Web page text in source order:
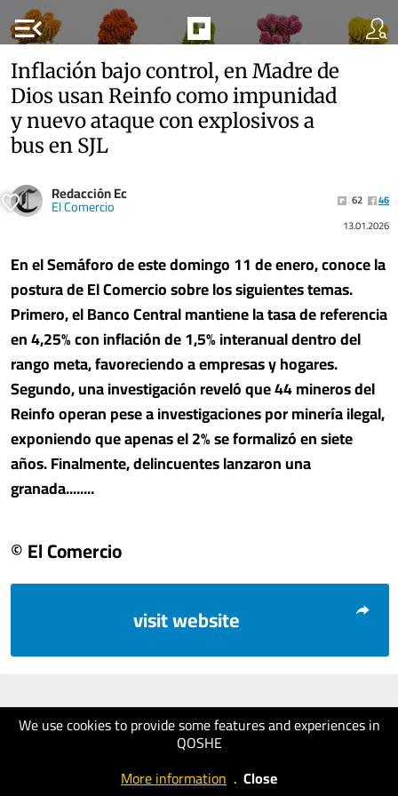
menu_open
We use cookies to provide some features and experiences in
QOSHE
More information . Close
Inflación bajo control, en Madre de
Dios usan Reinfo como impunidad
y nuevo ataque con explosivos a
bus en SJL
Redacción Ec
El Comercio 62
46
13.01.2026
En el Semáforo de este domingo 11 de enero, conoce la
postura de El Comercio sobre los siguientes temas.
Primero, elBanco Central mantiene la tasa de referencia
en 4,25% con inflación de 1,5% interanual dentro del
rango meta, favoreciendo a empresas y hogares.
Segundo,una investigación reveló que 44 mineros del
Reinfo operan pese a investigaciones por minería ilegal,
exponiendo que apenas el 2% se formalizó en siete
años. Finalmente,delincuentes lanzaron una
granada........
© El Comercio
visit website